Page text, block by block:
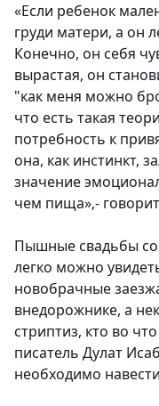
«Если ребенок
груди матери, а он
Конечно, он себя
вырастая, он
"как меня можно
что есть такая
потребность к
она, как инстинкт,
значение
чем пища»,-
Пышные свадьбы
легко можно
новобрачные
внедорожнике, а
стриптиз, кто во
писатель Дулат
необходимо